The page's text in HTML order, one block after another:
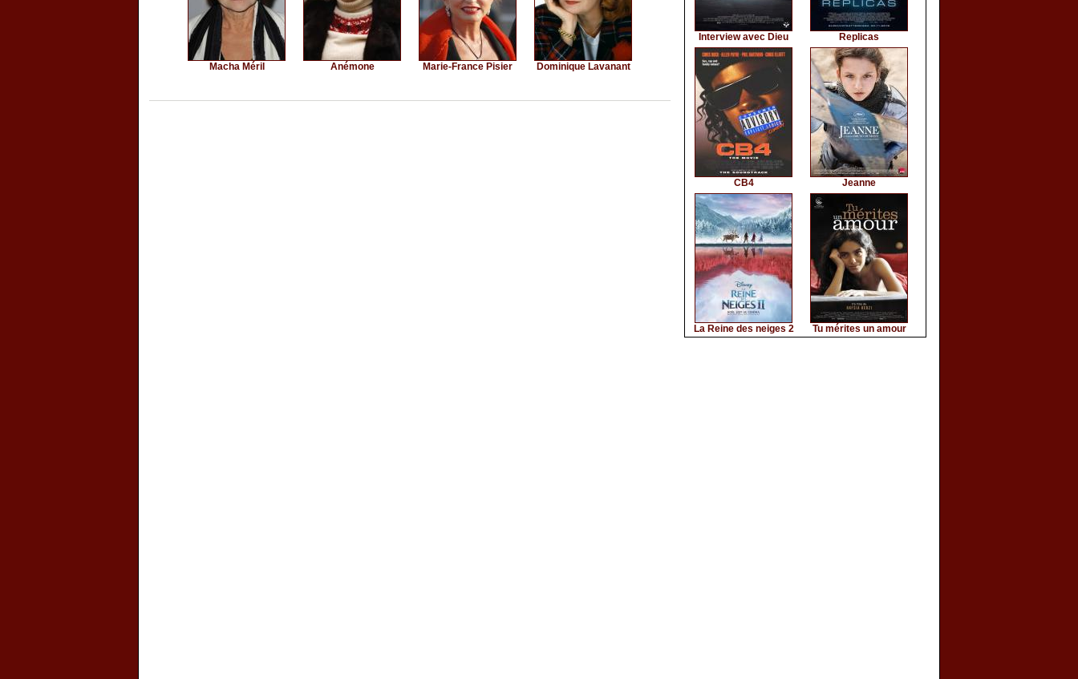
Macha Méril Anémone Marie-France Pisier Dominique Lavanant
Interview avec Dieu Replicas
CB4 Jeanne
La Reine des neiges 2 Tu mérites un amour